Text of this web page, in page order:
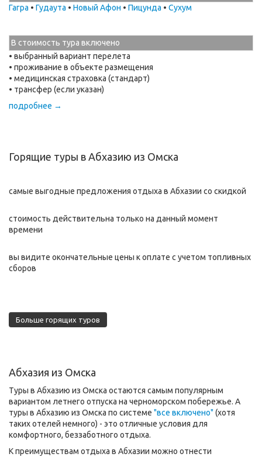
Гагра • Гудаута • Новый Афон • Пицунда • Сухум
В стоимость тура включено
• выбранный вариант перелета
• проживание в объекте размещения
• медицинская страховка (стандарт)
• трансфер (если указан)
подробнее →
Горящие туры в Абхазию из Омска
самые выгодные предложения отдыха в Абхазии со скидкой
стоимость действительна только на данный момент
времени
вы видите окончательные цены к оплате с учетом топливных
сборов
Больше горящих туров
Абхазия из Омска
Туры в Абхазию из Омска остаются самым популярным
вариантом летнего отпуска на черноморском побережье. А
туры в Абхазию из Омска по системе "все включено" (хотя
таких отелей немного) - это отличные условия для
комфортного, беззаботного отдыха.
К преимуществам отдыха в Абхазии можно отнести